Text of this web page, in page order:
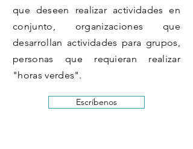
que deseen realizar actividades en
conjunto, organizaciones que
desarrollan actividades para grupos,
personas que requieran realizar
"horas verdes".
Escríbenos